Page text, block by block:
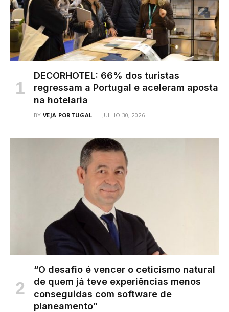
DECORHOTEL: 66% dos turistas
regressam a Portugal e aceleram aposta
na hotelaria
BY VEJA PORTUGAL JULHO 30, 2026
“O desafio é vencer o ceticismo natural
de quem já teve experiências menos
conseguidas com software de
planeamento”